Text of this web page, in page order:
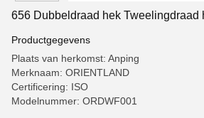
656 Dubbeldraad hek Tweelingdraad
Productgegevens
Plaats van herkomst: Anping
Merknaam: ORIENTLAND
Certificering: ISO
Modelnummer: ORDWF001